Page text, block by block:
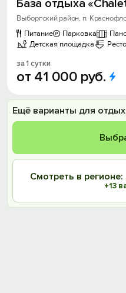
База отдыха
Выборгский район, п.
Питание
Парковка
Детская площадка
за 1 сутки
от 41 000 руб.
Ещё варианты для
Смотреть в
+13